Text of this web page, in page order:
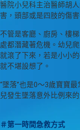
醫院小兒科主治醫師胡
害，頭部或是四肢的傷害
不管是客廳、廚房、樓
處都潛藏著危機。幼兒
就滾了下來，若是小小
就不堪設想了。
“墜落”也是0～3歲寶寶
兒發生墜落意外比例來的
＃第一時間急救方式